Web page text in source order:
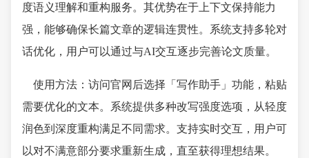
度语义理解和重构服务。其优势在于上下文保持能力
强，能够确保长篇文章的逻辑连贯性。系统支持多轮对
话优化，用户可以通过与AI交互逐步完善论文质量。
使用方法：访问官网后选择「写作助手」功能，粘贴
需要优化的文本。系统提供多种改写强度选项，从轻度
润色到深度重构满足不同需求。支持实时交互，用户可
以对不满意部分要求重新生成，直至获得理想结果。